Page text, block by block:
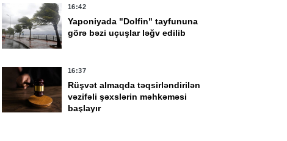
16:00
Hörmüz boğazından
keçən ticarət
gəmilərinin sayı azalıb
Kənd Təsərrüfatı
Nazirliyi tenderinin
16:42
Yaponiyada "Dolfin" tayfununa
görə bəzi uçuşlar ləğv edilib
16:37
Rüşvət almaqda təqsirləndirilən
vəzifəli şəxslərin məhkəməsi
başlayır